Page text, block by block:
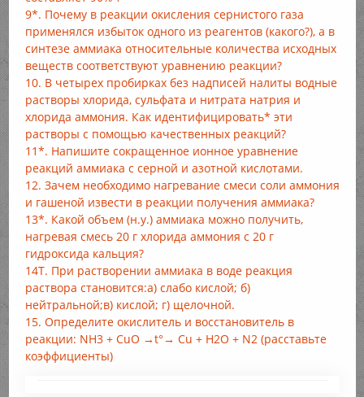
9*. Почему в реакции окисления сернистого газа
применялся избыток одного из реагентов (какого?), а в
синтезе аммиака относительные количества исходных
веществ соответствуют уравнению реакции?
10. В четырех пробирках без надписей налиты водные
растворы хлорида, сульфата и нитрата натрия и
хлорида аммония. Как идентифицировать* эти
растворы с помощью качественных реакций?
11*. Напишите сокращенное ионное уравнение
реакций аммиака с серной и азотной кислотами.
12. Зачем необходимо нагревание смеси соли аммония
и гашеной извести в реакции получения аммиака?
13*. Какой объем (н.у.) аммиака можно получить,
нагревая смесь 20 г хлорида аммония с 20 г
гидроксида кальция?
14Т. При растворении аммиака в воде реакция
раствора становится:а) слабо кислой; б)
нейтральной;в) кислой; г) щелочной.
15. Определите окислитель и восстановитель в
реакции: NH3 + CuO →t°→ Cu + Н2O + N2 (расставьте
коэффициенты)